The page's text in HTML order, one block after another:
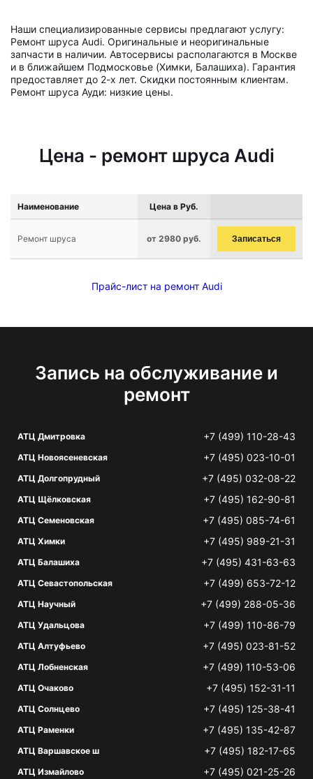
Наши специализированные сервисы предлагают услугу:
Ремонт шруса Audi. Оригинальные и неоригинальные
запчасти в наличии. Автосервисы располагаются в Москве
и в ближайшем Подмосковье (Химки, Балашиха). Гарантия
предоставляет до 2-х лет. Скидки постоянным клиентам.
Ремонт шруса Ауди: низкие цены.
Цена - ремонт шруса Audi
Наименование Цена в Руб.
Ремонт шруса от 2980 руб. Записаться
Прайс-лист на ремонт Audi
Запись на обслуживание и
ремонт
АТЦ Дмитровка +7 (499) 110-28-43
АТЦ Новоясеневская +7 (495) 023-10-01
АТЦ Долгопрудный +7 (495) 032-08-22
АТЦ Щёлковская +7 (495) 162-90-81
АТЦ Семеновская +7 (495) 085-74-61
АТЦ Химки +7 (495) 989-21-31
АТЦ Балашиха +7 (495) 431-63-63
АТЦ Севастопольская +7 (499) 653-72-12
АТЦ Научный +7 (499) 288-05-36
АТЦ Удальцова +7 (499) 110-86-79
АТЦ Алтуфьево +7 (495) 023-81-52
АТЦ Лобненская +7 (499) 110-53-06
АТЦ Очаково +7 (495) 152-31-11
АТЦ Солнцево +7 (495) 125-38-41
АТЦ Раменки +7 (495) 135-42-87
АТЦ Варшавское ш +7 (495) 182-17-65
АТЦ Измайлово +7 (495) 021-25-26